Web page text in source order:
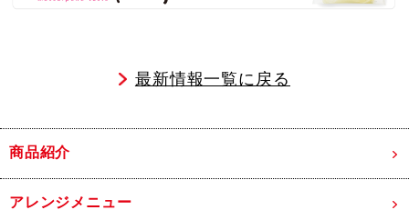
最新情報一覧に戻る
商品紹介
アレンジメニュー